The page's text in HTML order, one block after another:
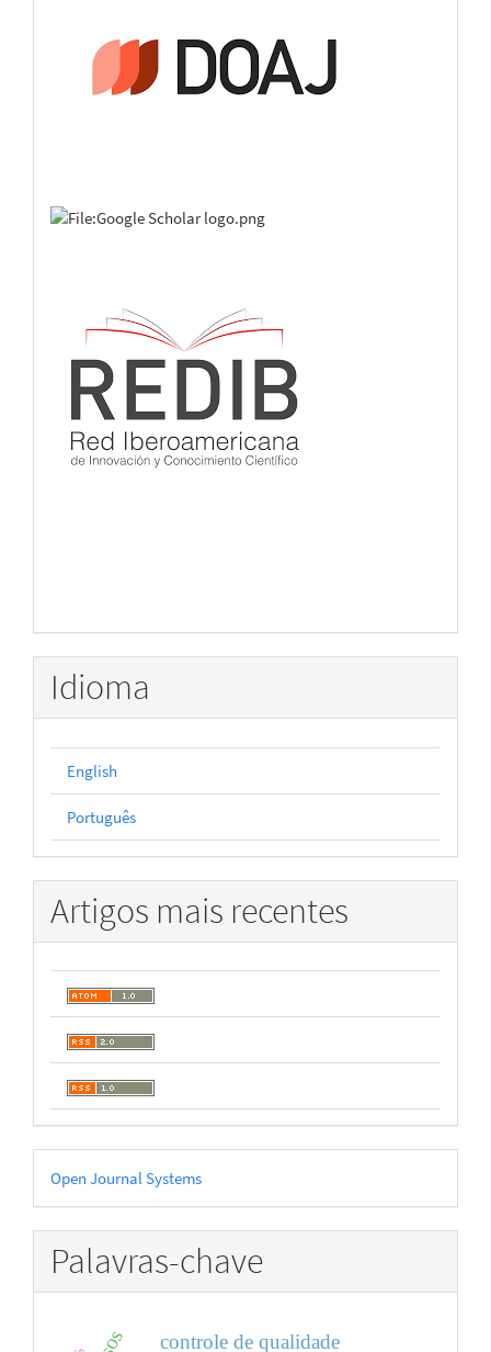
Idioma
English
Português
Artigos mais recentes
Desenvolvido
por
Open Journal Systems
Palavras-chave
controle de qualidade